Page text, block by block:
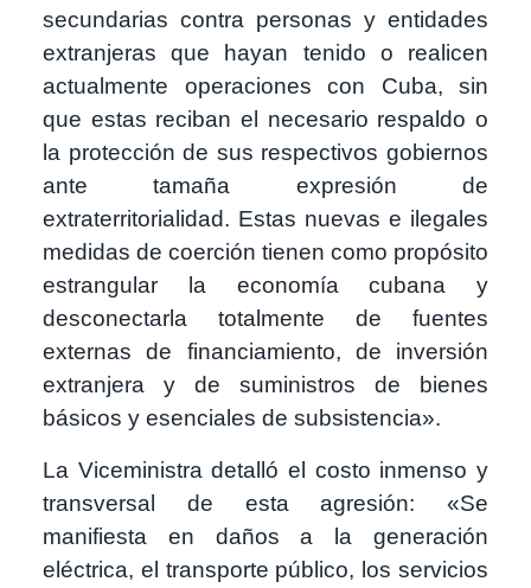
secundarias contra personas y entidades
extranjeras que hayan tenido o realicen
actualmente operaciones con Cuba, sin
que estas reciban el necesario respaldo o
la protección de sus respectivos gobiernos
ante tamaña expresión de
extraterritorialidad. Estas nuevas e ilegales
medidas de coerción tienen como propósito
estrangular la economía cubana y
desconectarla totalmente de fuentes
externas de financiamiento, de inversión
extranjera y de suministros de bienes
básicos y esenciales de subsistencia».
La Viceministra detalló el costo inmenso y
transversal de esta agresión: «Se
manifiesta en daños a la generación
eléctrica, el transporte público, los servicios